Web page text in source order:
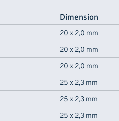
Dimension
20 x 2,0 mm
20 x 2,0 mm
20 x 2,0 mm
25 x 2,3 mm
25 x 2,3 mm
25 x 2,3 mm